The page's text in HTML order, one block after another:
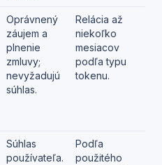
Oprávnený
záujem a
plnenie
zmluvy;
nevyžadujú
súhlas.
Relácia až
niekoľko
mesiacov
podľa typu
tokenu.
Súhlas
používateľa.
Podľa
použitého